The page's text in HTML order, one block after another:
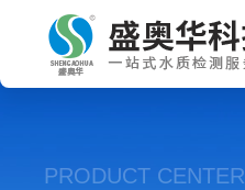
PRODUCT CENTER